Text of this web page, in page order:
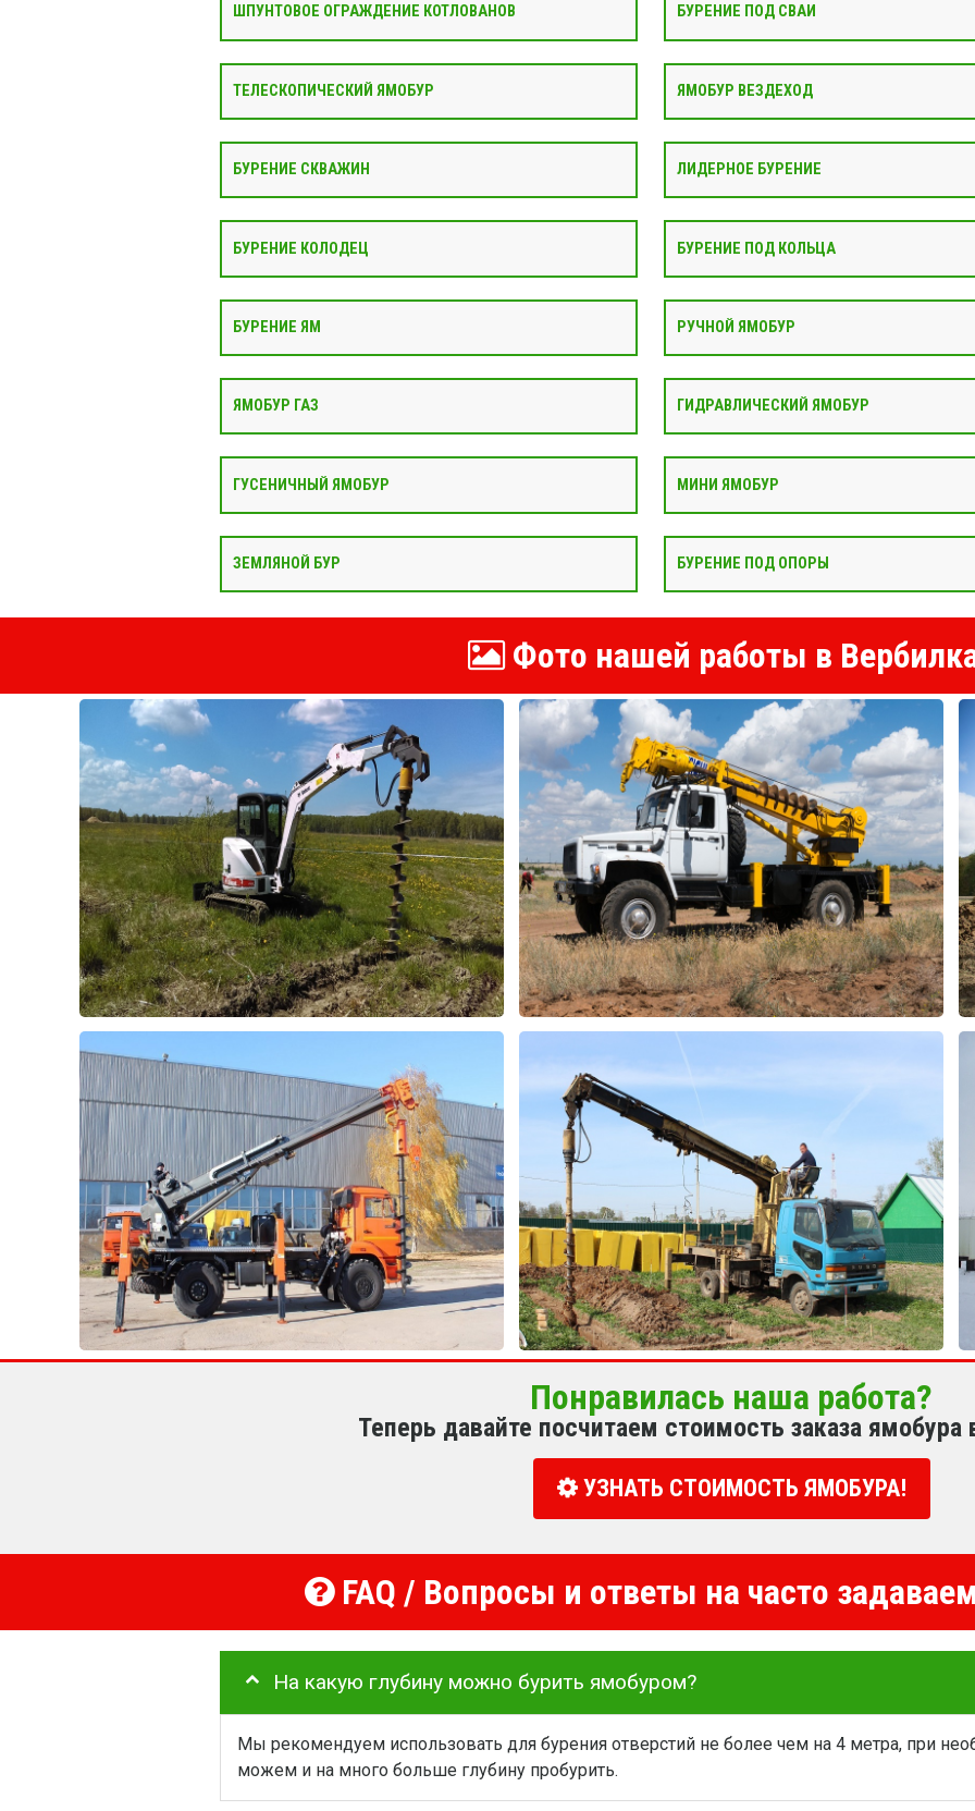
ШПУНТОВОЕ ОГРАЖДЕНИЕ КОТЛОВАНОВ БУРЕНИЕ ПОД СВАИ
ТЕЛЕСКОПИЧЕСКИЙ ЯМОБУР ЯМОБУР ВЕЗДЕХОД
БУРЕНИЕ СКВАЖИН ЛИДЕРНОЕ БУРЕНИЕ
БУРЕНИЕ КОЛОДЕЦ БУРЕНИЕ ПОД КОЛЬЦА
БУРЕНИЕ ЯМ РУЧНОЙ ЯМОБУР
ЯМОБУР ГАЗ ГИДРАВЛИЧЕСКИЙ ЯМОБУР
ГУСЕНИЧНЫЙ ЯМОБУР МИНИ ЯМОБУР
ЗЕМЛЯНОЙ БУР БУРЕНИЕ ПОД ОПОРЫ
Фото нашей работы в
Понравилась наша работа?
Теперь давайте посчитаем стоимость заказа ямобура
УЗНАТЬ СТОИМОСТЬ ЯМОБУРА!
FAQ / Вопросы и ответы на часто
На какую глубину можно бурить ямобуром?
Мы рекомендуем использовать для бурения отверстий не более чем на 4 метра, при
можем и на много больше глубину пробурить.